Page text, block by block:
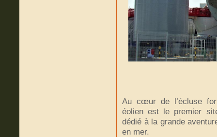
Au cœur de l’écluse
éolien est le premier
dédié à la grande
en mer.